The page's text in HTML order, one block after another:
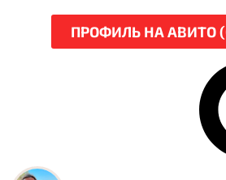
ПРОФИЛЬ НА АВИТО